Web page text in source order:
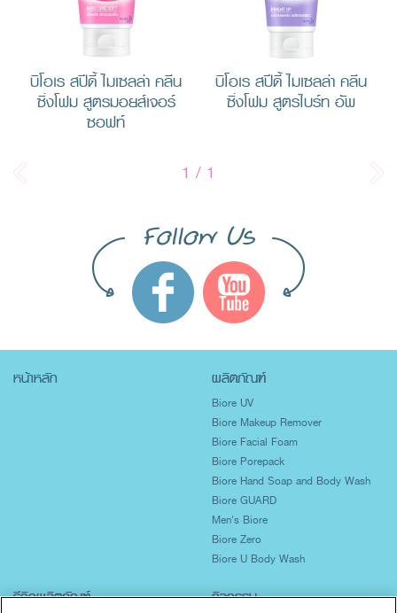
บิโอเร สปีดี้ ไมเซลล่า คลีน
ซิ่งโฟม สูตรมอยส์เจอร์
ซอฟท์
บิโอเร สปีดี้ ไมเซลล่า คลีน
ซิ่งโฟม สูตรไบร์ท อัพ
1 / 1
หน้าหลัก ผลิตภัณฑ์
Biore UV
Biore Makeup Remover
Biore Facial Foam
Biore Porepack
Biore Hand Soap and Body Wash
Biore GUARD
Men's Biore
Biore Zero
Biore U Body Wash
รีวิวผลิตภัณฑ์ กิจกรรม